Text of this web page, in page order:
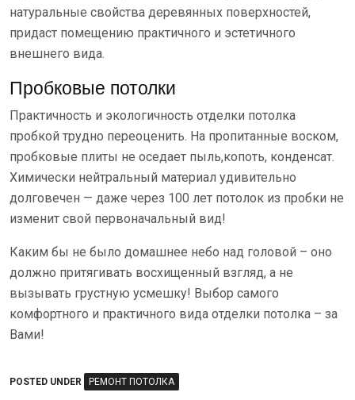
натуральные свойства деревянных поверхностей,
придаст помещению практичного и эстетичного
внешнего вида.
Пробковые потолки
Практичность и экологичность отделки потолка
пробкой трудно переоценить. На пропитанные воском,
пробковые плиты не оседает пыль,копоть, конденсат.
Химически нейтральный материал удивительно
долговечен — даже через 100 лет потолок из пробки не
изменит свой первоначальный вид!
Каким бы не было домашнее небо над головой – оно
должно притягивать восхищенный взгляд, а не
вызывать грустную усмешку! Выбор самого
комфортного и практичного вида отделки потолка – за
Вами!
POSTED UNDER РЕМОНТ ПОТОЛКА